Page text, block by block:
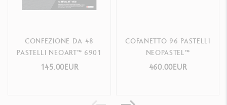
CONFEZIONE DA 48
PASTELLI NEOART™ 6901
145.00EUR
COFANETTO 96 PASTELLI
NEOPASTEL™
460.00EUR